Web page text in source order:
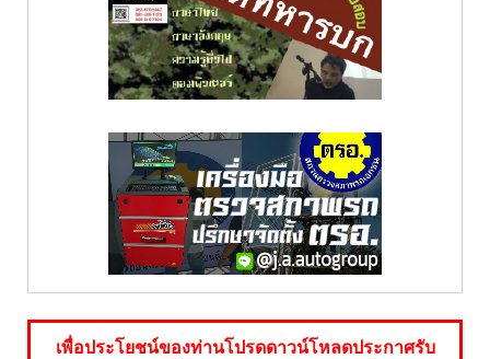
เพื่อประโยชน์ของท่านโปรดดาวน์โหลดประกาศรับ